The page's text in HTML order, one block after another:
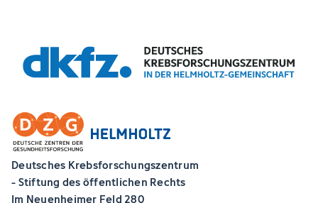
Deutsches Krebsforschungszentrum
- Stiftung des öffentlichen Rechts
Im Neuenheimer Feld 280